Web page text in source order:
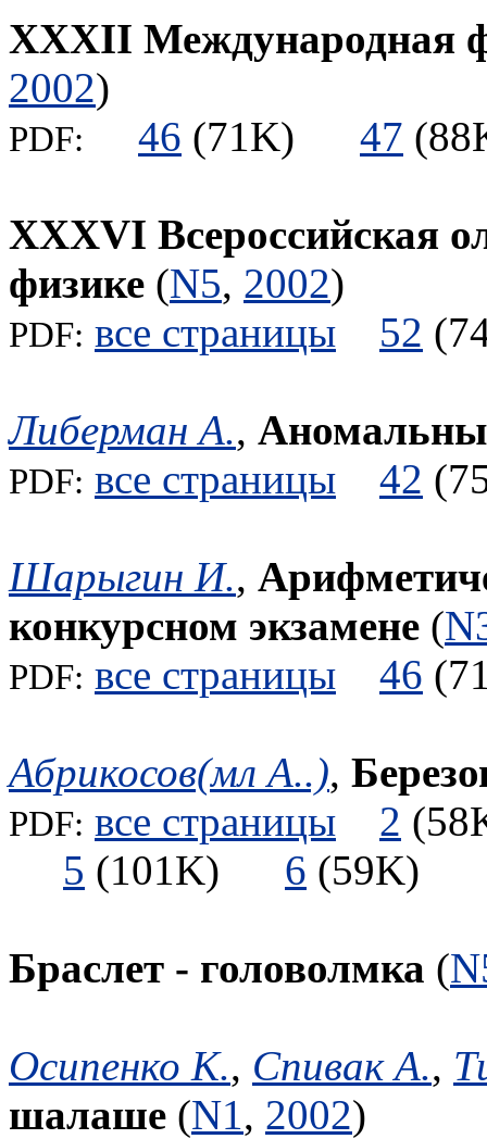
XXXII Международная
2002)
PDF: 46 (71K) 47
XXXVI Всероссийская
физике (N5, 2002)
PDF: все страницы 52
Либерман А.,
PDF: все страницы 42
Шарыгин И.,
конкурсном экзамене (
PDF: все страницы 46
Абрикосов(мл А..),
PDF: все страницы 2
5 (101K) 6 (59K)
Браслет - головолмка (
Осипенко К., Спивак А.,
шалаше (N1, 2002)